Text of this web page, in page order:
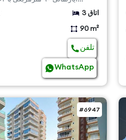
3 اتاق
90 m²
تلفن
WhatsApp
#6947